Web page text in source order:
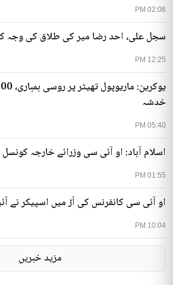
02:06 PM
12:25 PM
سجل علی، احد رضا میر کی طلاق کی وجہ
05:40 PM
خدشہ
01:55 PM
اسلام آباد: او آئی سی وزرائے خارجہ
10:04 PM
او آئی سی کانفرنس کی آڑ میں اسپیکر نے
مزید خبریں